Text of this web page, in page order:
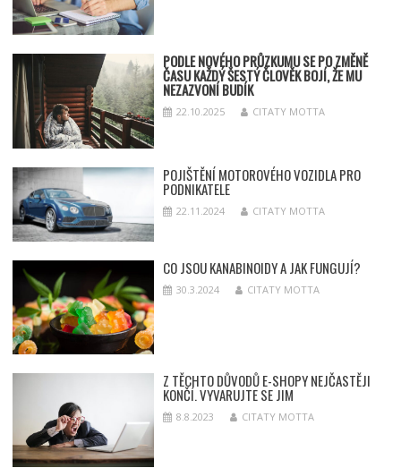
PODLE NOVÉHO PRŮZKUMU SE PO ZMĚNĚ
ČASU KAŽDÝ ŠESTÝ ČLOVĚK BOJÍ, ŽE MU
NEZAZVONÍ BUDÍK
22.10.2025 CITATY MOTTA
POJIŠTĚNÍ MOTOROVÉHO VOZIDLA PRO
PODNIKATELE
22.11.2024 CITATY MOTTA
CO JSOU KANABINOIDY A JAK FUNGUJÍ?
30.3.2024 CITATY MOTTA
Z TĚCHTO DŮVODŮ E-SHOPY NEJČASTĚJI
KONČÍ. VYVARUJTE SE JIM
8.8.2023 CITATY MOTTA